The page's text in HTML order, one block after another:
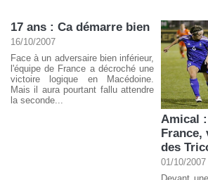
17 ans : Ca démarre bien
16/10/2007
Face à un adversaire bien inférieur,
l'équipe de France a décroché une
victoire logique en Macédoine.
Mais il aura pourtant fallu attendre
la seconde...
Amical
des
01/10/2007